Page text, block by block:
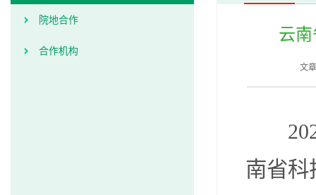
院地合作
合作机构
云
文
南省科